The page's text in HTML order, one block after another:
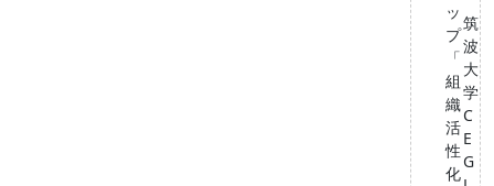
ッ
プ
「
組
織
活
性
化
筑
波
⼤
学
C
E
G